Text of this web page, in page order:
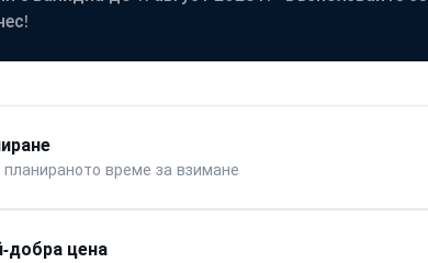
време за взимане
добра цена